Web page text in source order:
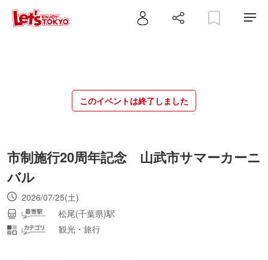
このイベントは終了しました
市制施行20周年記念 山武市サマーカーニ
バル
2026/07/25(土)
松尾(千葉県)駅
観光・旅行